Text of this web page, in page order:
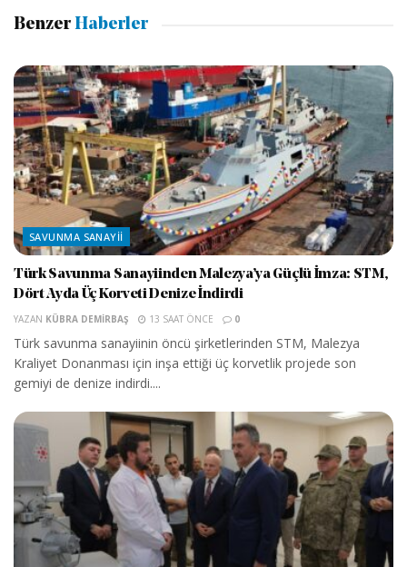
Benzer Haberler
SAVUNMA SANAYII
Türk Savunma Sanayiinden Malezya’ya Güçlü İmza: STM,
Dört Ayda Üç Korveti Denize İndirdi
YAZAN KÜBRA DEMIRBAŞ 13 SAAT ÖNCE 0
Türk savunma sanayiinin öncü şirketlerinden STM, Malezya
Kraliyet Donanması için inşa ettiği üç korvetlik projede son
gemiyi de denize indirdi....